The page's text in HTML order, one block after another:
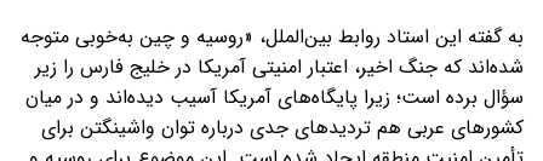
به گفته این استاد روابط بین‌الملل، «روسیه و چین به‌خوبی متوجه
شده‌اند که جنگ اخیر، اعتبار امنیتی آمریکا در خلیج فارس را زیر
سؤال برده است؛ زیرا پایگاه‌های آمریکا آسیب دیده‌اند و در میان
کشورهای عربی هم تردیدهای جدی درباره توان واشینگتن برای